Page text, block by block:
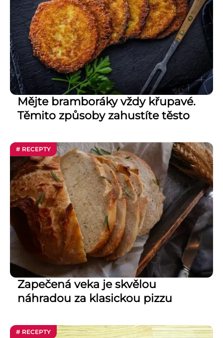
Mějte bramboráky vždy křupavé.
Těmito způsoby zahustíte těsto
# RECEPTY
Zapečená veka je skvělou
náhradou za klasickou pizzu
# RECEPTY